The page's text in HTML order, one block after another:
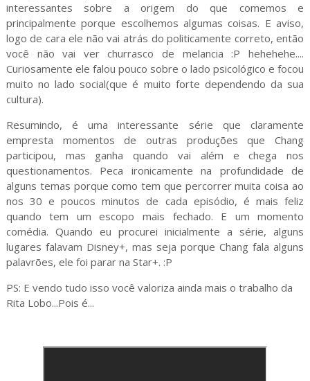
interessantes sobre a origem do que comemos e
principalmente porque escolhemos algumas coisas. E aviso,
logo de cara ele não vai atrás do politicamente correto, então
você não vai ver churrasco de melancia :P hehehehe....
Curiosamente ele falou pouco sobre o lado psicológico e focou
muito no lado social(que é muito forte dependendo da sua
cultura).
Resumindo, é uma interessante série que claramente
empresta momentos de outras produções que Chang
participou, mas ganha quando vai além e chega nos
questionamentos. Peca ironicamente na profundidade de
alguns temas porque como tem que percorrer muita coisa ao
nos 30 e poucos minutos de cada episódio, é mais feliz
quando tem um escopo mais fechado. E um momento
comédia. Quando eu procurei inicialmente a série, alguns
lugares falavam Disney+, mas seja porque Chang fala alguns
palavrões, ele foi parar na Star+. :P
PS: E vendo tudo isso você valoriza ainda mais o trabalho da
Rita Lobo...Pois é...